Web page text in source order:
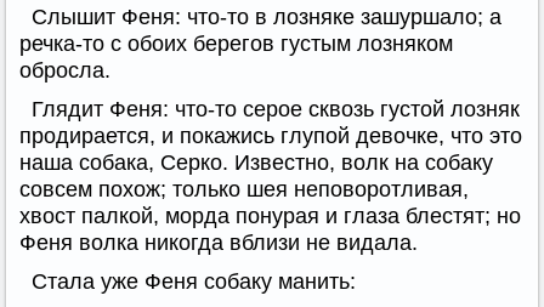
Слышит Феня: что-то в лозняке зашуршало; а
речка-то с обоих берегов густым лозняком
обросла.
Глядит Феня: что-то серое сквозь густой лозняк
продирается, и покажись глупой девочке, что это
наша собака, Серко. Известно, волк на собаку
совсем похож; только шея неповоротливая,
хвост палкой, морда понурая и глаза блестят; но
Феня волка никогда вблизи не видала.
Стала уже Феня собаку манить: